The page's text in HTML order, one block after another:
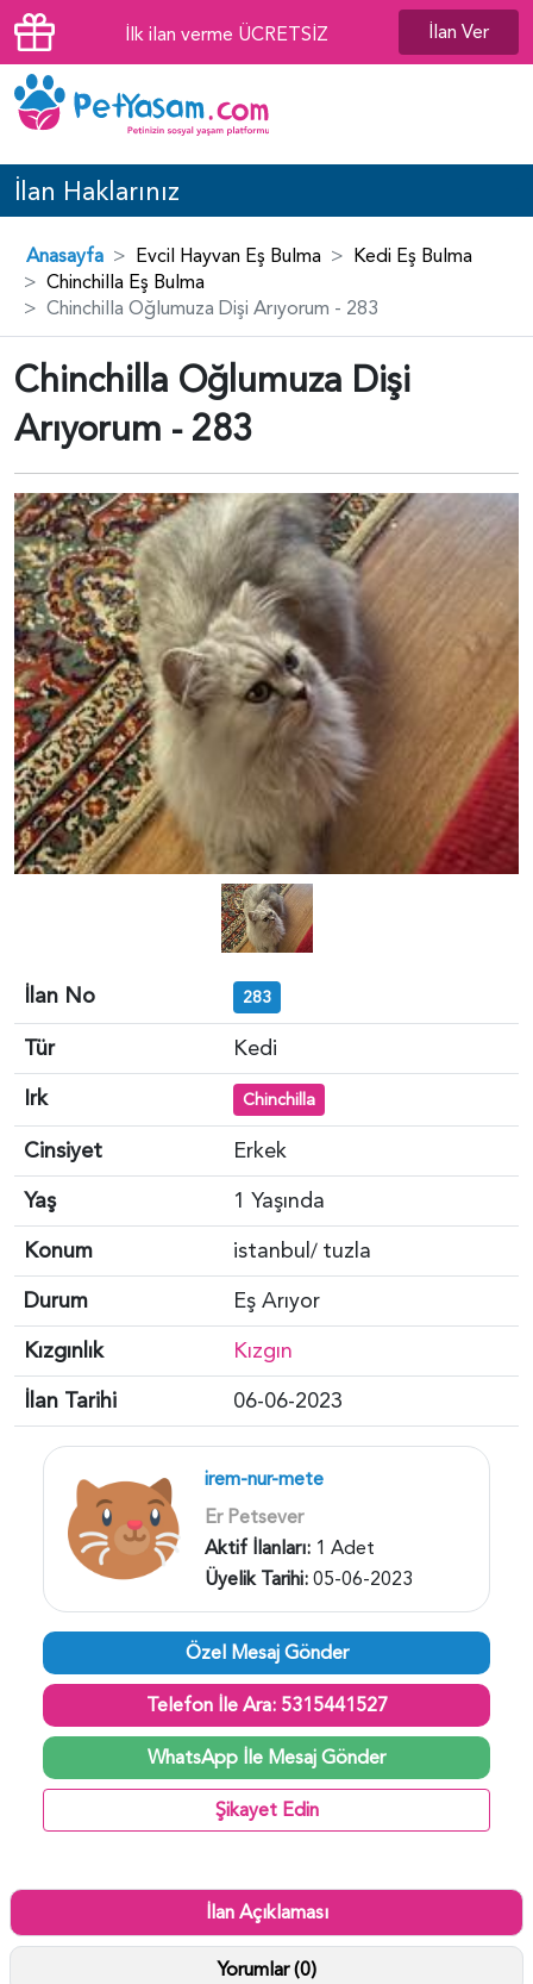
İlk ilan verme ÜCRETSİZ İlan Ver
İlan Haklarınız
Anasayfa Evcil Hayvan Eş Bulma
Kedi Eş Bulma
Chinchilla Eş Bulma
Chinchilla Oğlumuza Dişi Arıyorum - 283
Chinchilla Oğlumuza Dişi
Arıyorum - 283
İlan No 283
Tür
Kedi
Irk
Chinchilla
Cinsiyet
Erkek
Yaş
1 Yaşında
Konum
istanbul/ tuzla
Durum
Eş Arıyor
Kızgınlık
Kızgın
İlan Tarihi
06-06-2023
irem-nur-mete
Er Petsever
Aktif İlanları: 1 Adet
Üyelik Tarihi:05-06-2023
Özel Mesaj Gönder
Telefon İle Ara: 5315441527
WhatsApp İle Mesaj Gönder
Şikayet Edin
İlan Açıklaması
Yorumlar (0)